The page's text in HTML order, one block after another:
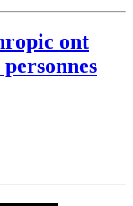
ont